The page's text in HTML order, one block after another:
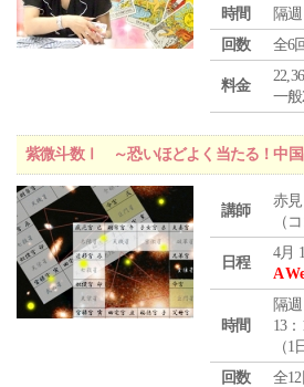
時間
隔
回数
全6
料金
一般
紫微斗数Ⅰ ～恐いほどよく当たる！中国
講師
赤
（
日程
4月
A
時間
隔
13
（1
回数
全